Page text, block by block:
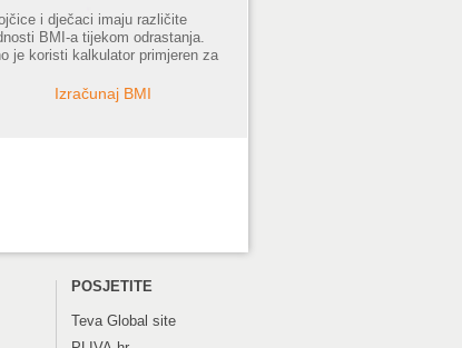
i dječaci imaju različite
BMI-a tijekom odrastanja.
je koristi kalkulator primjeren za
Izračunaj BMI
POSJETITE
TevaGlobal site